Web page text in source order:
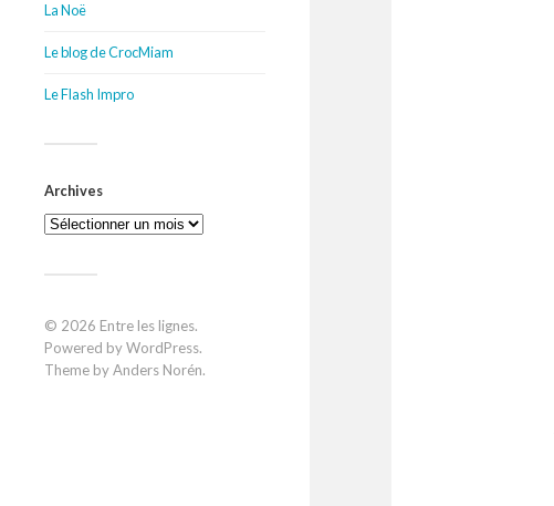
La Noë
Le blog de CrocMiam
Le Flash Impro
Archives
Archives
© 2026 Entre les lignes.
Powered byWordPress.
Theme byAnders Norén.